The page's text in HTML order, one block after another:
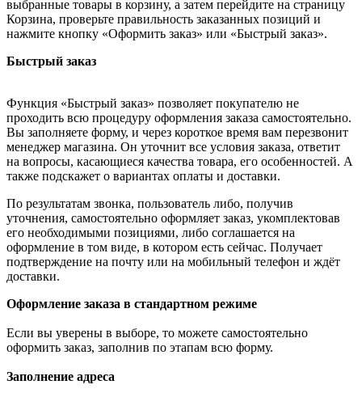
выбранные товары в корзину, а затем перейдите на страницу
Корзина, проверьте правильность заказанных позиций и
нажмите кнопку «Оформить заказ» или «Быстрый заказ».
Быстрый заказ
Функция «Быстрый заказ» позволяет покупателю не
проходить всю процедуру оформления заказа самостоятельно.
Вы заполняете форму, и через короткое время вам перезвонит
менеджер магазина. Он уточнит все условия заказа, ответит
на вопросы, касающиеся качества товара, его особенностей. А
также подскажет о вариантах оплаты и доставки.
По результатам звонка, пользователь либо, получив
уточнения, самостоятельно оформляет заказ, укомплектовав
его необходимыми позициями, либо соглашается на
оформление в том виде, в котором есть сейчас. Получает
подтверждение на почту или на мобильный телефон и ждёт
доставки.
Оформление заказа в стандартном режиме
Если вы уверены в выборе, то можете самостоятельно
оформить заказ, заполнив по этапам всю форму.
Заполнение адреса